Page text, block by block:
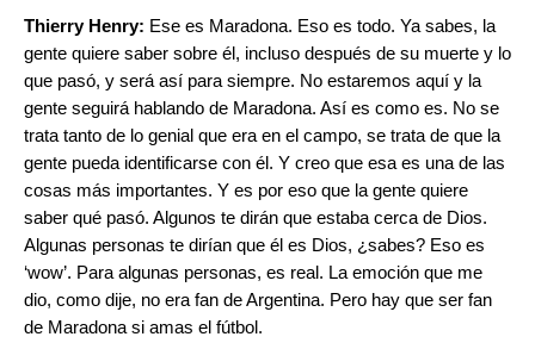
Thierry Henry: Ese es Maradona. Eso es todo. Ya sabes, la
gente quiere saber sobre él, incluso después de su muerte y lo
que pasó, y será así para siempre. No estaremos aquí y la
gente seguirá hablando de Maradona. Así es como es. No se
trata tanto de lo genial que era en el campo, se trata de que la
gente pueda identificarse con él. Y creo que esa es una de las
cosas más importantes. Y es por eso que la gente quiere
saber qué pasó. Algunos te dirán que estaba cerca de Dios.
Algunas personas te dirían que él es Dios, ¿sabes? Eso es
‘wow’. Para algunas personas, es real. La emoción que me
dio, como dije, no era fan de Argentina. Pero hay que ser fan
de Maradona si amas el fútbol.